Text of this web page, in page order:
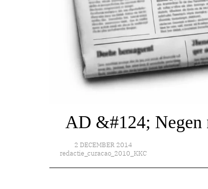
AD &#124; Negen
2 DECEMBER 2014
redactie_curacao_2010_KKC